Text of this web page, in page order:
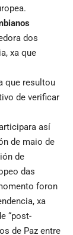
dos
xa que
que resultou
de verificar
así
de maio de
de
das
foron
xa
“post-
de Paz entre